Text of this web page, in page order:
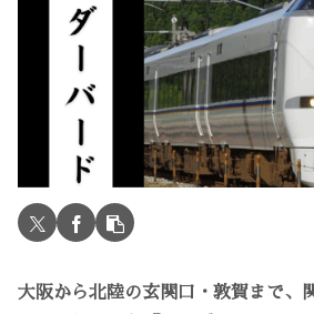
大阪から北陸の玄関口・敦賀まで、